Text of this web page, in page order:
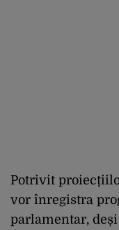
Potrivit
vor înregistra
parlamentar,